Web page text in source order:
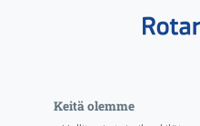
Keitä olemme